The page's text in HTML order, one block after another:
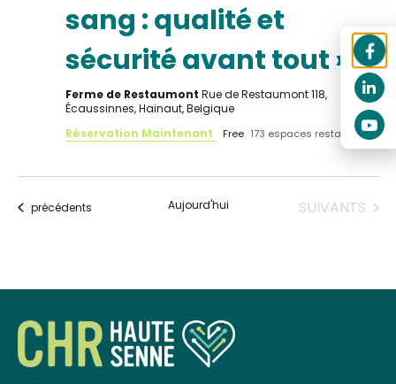
sang : qualité et
sécurité avant tout »
Ferme de Restaumont Rue de Restaumont 118,
Écaussinnes, Hainaut, Belgique
Réservation Maintenant
Free 173 espaces restants
Évènements
précédents Aujourd'hui ÉVÈNEMENTS
SUIVANTS